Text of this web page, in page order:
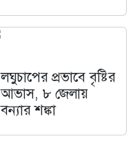
লঘুচাপের প্রভাবে বৃষ্টির
আভাস, ৮ জেলায়
বন্যার শঙ্কা